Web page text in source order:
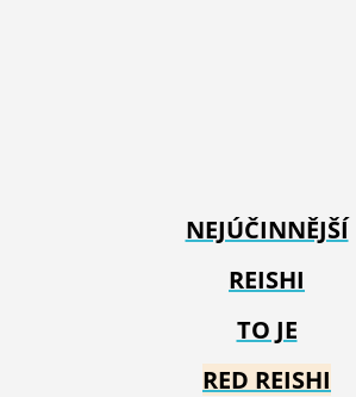
NEJÚČINNĚJŠÍ
REISHI
TO JE
RED REISHI